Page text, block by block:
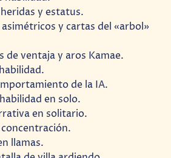
y estatus.
y cartas del «arbol»
de ventaja y aros Kamae.
de la IA.
en solo.
en solitario.
llamas.